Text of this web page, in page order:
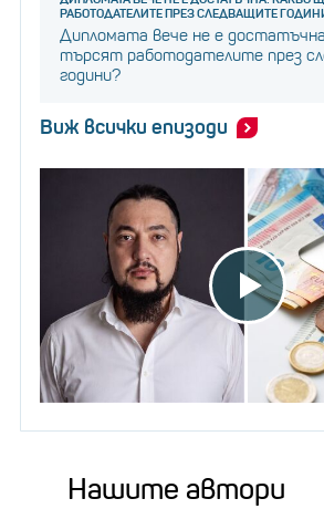
РАБОТОДАТЕЛИТЕ ПРЕЗ СЛЕДВАЩИТЕ
Дипломата вече не е
търсят работодателите през
години?
Виж всички епизоди
Нашите автори